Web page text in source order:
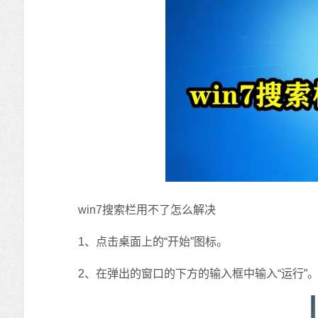
win7搜索栏用不了怎么解决
1、点击桌面上的“开始”图标。
2、在弹出的窗口的下方的输入框中输入“运行”。